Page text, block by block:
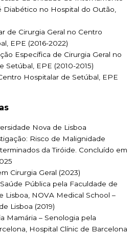
no Hospital do Outão,
de Cirurgia Geral no Centro
EPE (2016-2022)
Específica de Cirurgia Geral no
Setúbal, EPE (2010-2015)
Hospitalar de Setúbal, EPE
Nova de Lisboa
Risco de Malignidade
da Tiróide. Concluído em
Cirurgia Geral (2023)
Pública pela Faculdade de
Lisboa, NOVA Medical School –
Lisboa (2019)
Mamária – Senologia pela
Hospital Clínic de Barcelona